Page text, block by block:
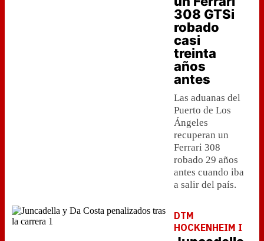
308 GTSi
robado
casi
treinta
años
antes
Las aduanas del
Puerto de Los
Ángeles
recuperan un
Ferrari 308
robado 29 años
antes cuando iba
a salir del país.
DTM
HOCKENHEIM I